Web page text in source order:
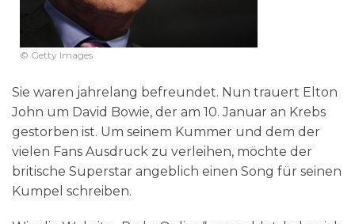
© Getty Images
Sie waren jahrelang befreundet. Nun trauert Elton
John um David Bowie, der am 10. Januar an Krebs
gestorben ist. Um seinem Kummer und dem der
vielen Fans Ausdruck zu verleihen, möchte der
britische Superstar angeblich einen Song für seinen
Kumpel schreiben.